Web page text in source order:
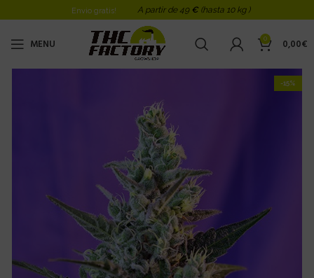
Envio gratis! A partir de 49 € (hasta 10 kg )
MENU 0 0,00€
-15%